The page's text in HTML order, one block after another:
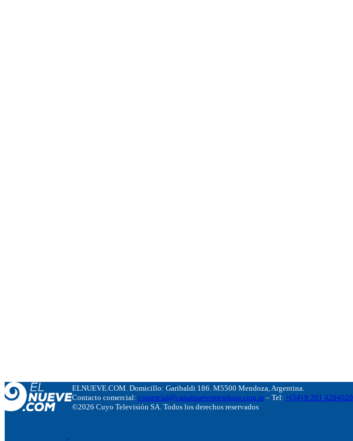
ELNUEVE.COM. Domicillo: Garibaldi 186. M5500 Mendoza, Argentina.
Contacto comercial: comercial@canalnuevemendoza.com.ar– Tel: +(54) 9 261 4204020
©2026 Cuyo Televisión SA. Todos los derechos reservados